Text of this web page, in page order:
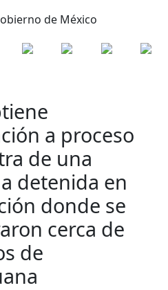
a proceso
de una
detenida en
donde se
cerca de
de